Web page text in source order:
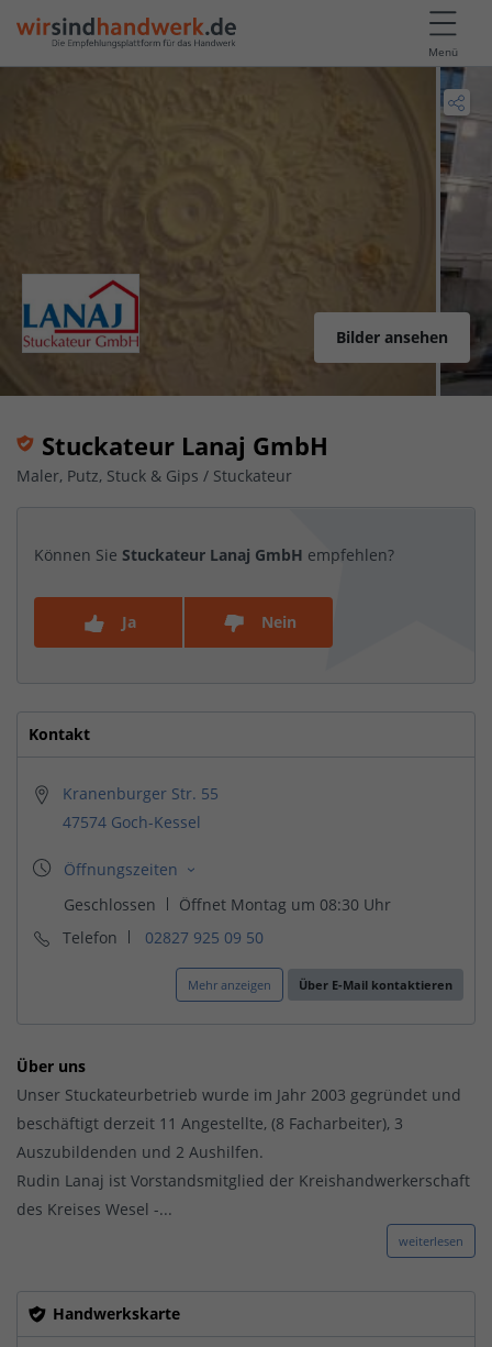
Menü
Bilder ansehen
Stuckateur Lanaj GmbH
Maler, Putz, Stuck & Gips / Stuckateur
Können Sie Stuckateur Lanaj GmbH empfehlen?
Ja Nein
Kontakt
Kranenburger Str. 55
47574 Goch-Kessel
Telefon 02827 925 09 50
Mehr anzeigen Über E-Mail kontaktieren
Über uns
Unser Stuckateurbetrieb wurde im Jahr 2003 gegründet und
beschäftigt derzeit 11 Angestellte, (8 Facharbeiter), 3
Auszubildenden und 2 Aushilfen.
Rudin Lanaj ist Vorstandsmitglied der Kreishandwerkerschaft
des Kreises Wesel -...
weiterlesen
Handwerkskarte